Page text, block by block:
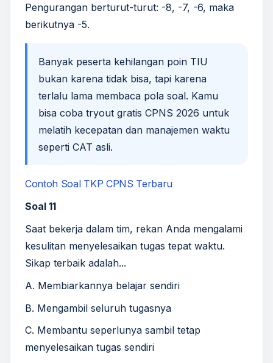
Pengurangan berturut-turut: -8, -7, -6, maka
berikutnya -5.
Banyak peserta kehilangan poin TIU
bukan karena tidak bisa, tapi karena
terlalu lama membaca pola soal. Kamu
bisa coba tryout gratis CPNS 2026 untuk
melatih kecepatan dan manajemen waktu
seperti CAT asli.
Contoh Soal TKP CPNS Terbaru
Soal 11
Saat bekerja dalam tim, rekan Anda mengalami
kesulitan menyelesaikan tugas tepat waktu.
Sikap terbaik adalah...
A. Membiarkannya belajar sendiri
B. Mengambil seluruh tugasnya
C. Membantu seperlunya sambil tetap
menyelesaikan tugas sendiri